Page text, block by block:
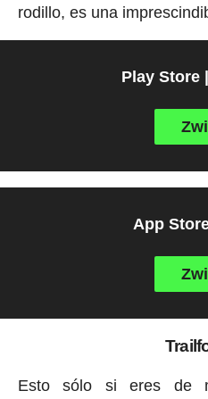
rodillo, es una
Play Store
App
Esto sólo si eres de